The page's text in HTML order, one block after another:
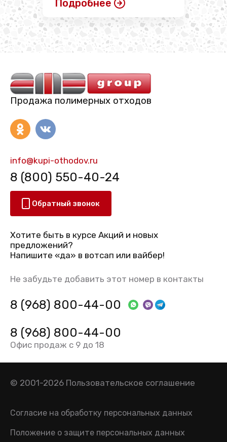
Подробнее
Продажа полимерных отходов
info@kupi-othodov.ru
8 (800) 550-40-24
Обратный звонок
Хотите быть в курсе Акций и новых
предложений?
Напишите «да» в вотсап или вайбер!
Не забудьте добавить этот номер в контакты
8 (968) 800-44-00
8 (968) 800-44-00
Офис продаж с 9 до 18
© 2001-2026 Пользовательское соглашение
Согласие на обработку персональных данных
Положение о защите персональных данных